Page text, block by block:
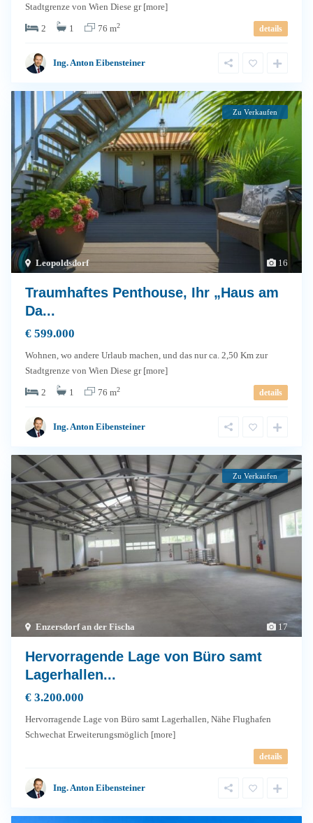
Stadtgrenze von Wien Diese gr [more]
2 1 76 m2 details
Ing. Anton Eibensteiner
16
Leopoldsdorf
Zu Verkaufen
Traumhaftes Penthouse, Ihr „Haus am
Da...
€ 599.000
Wohnen, wo andere Urlaub machen, und das nur ca. 2,50 Km zur
Stadtgrenze von Wien Diese gr [more]
2 1 76 m2 details
Ing. Anton Eibensteiner
17
Enzersdorf an der Fischa
Zu Verkaufen
Hervorragende Lage von Büro samt
Lagerhallen...
€ 3.200.000
Hervorragende Lage von Büro samt Lagerhallen, Nähe Flughafen
Schwechat Erweiterungsmöglich [more]
details
Ing. Anton Eibensteiner